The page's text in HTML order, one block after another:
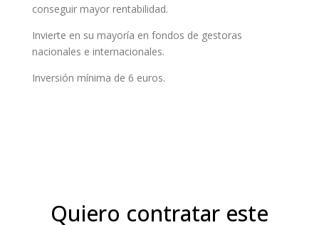
conseguir mayor rentabilidad.
Invierte en su mayoría en fondos de gestoras
nacionales e internacionales.
Inversión mínima de 6 euros.
Quiero contratar este